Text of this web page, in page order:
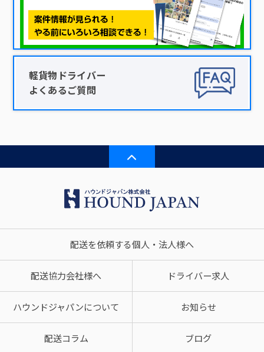
軽貨物ドライバー
よくあるご質問
配送を依頼する個人・法人様へ
配送協力会社様へ ドライバー求人
ハウンドジャパンについて お知らせ
配送コラム ブログ